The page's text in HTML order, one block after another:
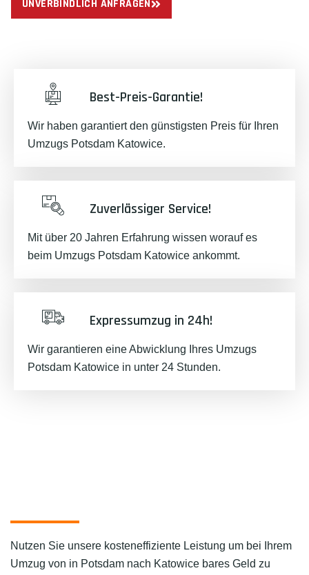
UNVERBINDLICH ANFRAGEN
Best-Preis-Garantie!
Wir haben garantiert den günstigsten Preis für Ihren
Umzugs Potsdam Katowice.
Zuverlässiger Service!
Mit über 20 Jahren Erfahrung wissen worauf es
beim Umzugs Potsdam Katowice ankommt.
Expressumzug in 24h!
Wir garantieren eine Abwicklung Ihres Umzugs
Potsdam Katowice in unter 24 Stunden.
Nutzen Sie unsere kosteneffiziente Leistung um bei Ihrem
Umzug von in Potsdam nach Katowice bares Geld zu